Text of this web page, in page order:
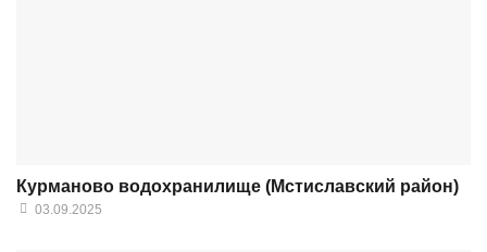
Курманово водохранилище (Мстиславский район)
03.09.2025